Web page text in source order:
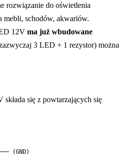
rozwiązanie do oświetlenia
mebli, schodów, akwariów.
12V ma już wbudowane
3 LED + 1 rezystor) można
się z powtarzających się
(GND)